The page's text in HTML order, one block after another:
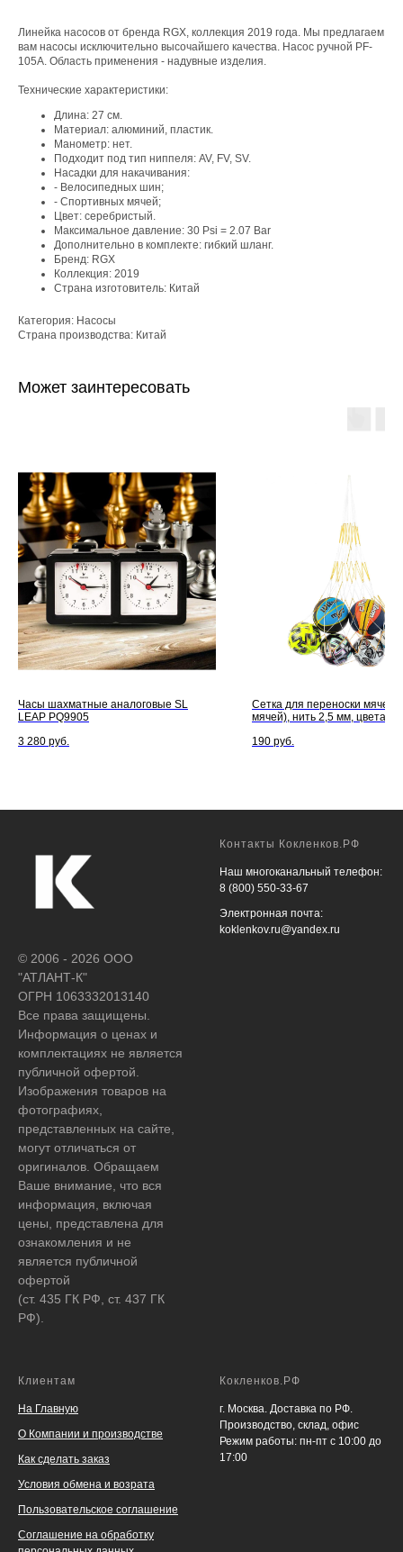
Линейка насосов от бренда RGX, коллекция 2019 года. Мы предлагаем
вам насосы исключительно высочайшего качества. Насос ручной PF-
105A. Область применения - надувные изделия.
Технические характеристики:
Длина: 27 см.
Материал: алюминий, пластик.
Манометр: нет.
Подходит под тип ниппеля: AV, FV, SV.
Насадки для накачивания:
- Велосипедных шин;
- Спортивных мячей;
Цвет: серебристый.
Максимальное давление: 30 Psi = 2.07 Bar
Дополнительно в комплекте: гибкий шланг.
Бренд: RGX
Коллекция: 2019
Страна изготовитель: Китай
Категория: Насосы
Страна производства: Китай
Может заинтересовать
Часы шахматные аналоговые SL
LEAP PQ9905
3 280 руб.
Сетка для переноски мячей
мячей), нить 2,5 мм, цвета
190 руб.
© 2006 - 2026 ООО
"АТЛАНТ-К"
ОГРН 1063332013140
Все права защищены.
Информация о ценах и
комплектациях не является
публичной офертой.
Изображения товаров на
фотографиях,
представленных на сайте,
могут отличаться от
оригиналов. Обращаем
Ваше внимание, что вся
информация, включая
цены, представлена для
ознакомления и не
является публичной
офертой
(ст. 435 ГК РФ, ст. 437 ГК
РФ).
Контакты Кокленков.РФ
Наш многоканальный телефон:
8 (800) 550-33-67
Электронная почта:
koklenkov.ru@yandex.ru
Клиентам
На Главную
О Компании и производстве
Как сделать заказ
Условия обмена и возрата
Пользовательское соглашение
Соглашение на обработку
Кокленков.РФ
г. Москва. Доставка по РФ.
Производство, склад, офис
Режим работы: пн-пт с 10:00 до
17:00